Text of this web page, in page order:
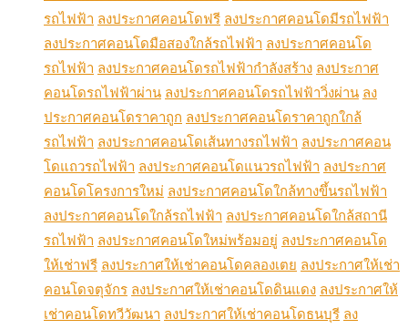
รถไฟฟ้า ลงประกาศคอนโดฟรี ลงประกาศคอนโดมีรถไฟฟ้า
ลงประกาศคอนโดมือสองใกล้รถไฟฟ้า ลงประกาศคอนโด
รถไฟฟ้า ลงประกาศคอนโดรถไฟฟ้ากำลังสร้าง ลงประกาศ
คอนโดรถไฟฟ้าผ่าน ลงประกาศคอนโดรถไฟฟ้าวิ่งผ่าน ลง
ประกาศคอนโดราคาถูก ลงประกาศคอนโดราคาถูกใกล้
รถไฟฟ้า ลงประกาศคอนโดเส้นทางรถไฟฟ้า ลงประกาศคอน
โดแถวรถไฟฟ้า ลงประกาศคอนโดแนวรถไฟฟ้า ลงประกาศ
คอนโดโครงการใหม่ ลงประกาศคอนโดใกล้ทางขึ้นรถไฟฟ้า
ลงประกาศคอนโดใกล้รถไฟฟ้า ลงประกาศคอนโดใกล้สถานี
รถไฟฟ้า ลงประกาศคอนโดใหม่พร้อมอยู่ ลงประกาศคอนโด
ให้เช่าฟรี ลงประกาศให้เช่าคอนโดคลองเตย ลงประกาศให้เช่า
คอนโดจตุจักร ลงประกาศให้เช่าคอนโดดินแดง ลงประกาศให้
เช่าคอนโดทวีวัฒนา ลงประกาศให้เช่าคอนโดธนบุรี ลง